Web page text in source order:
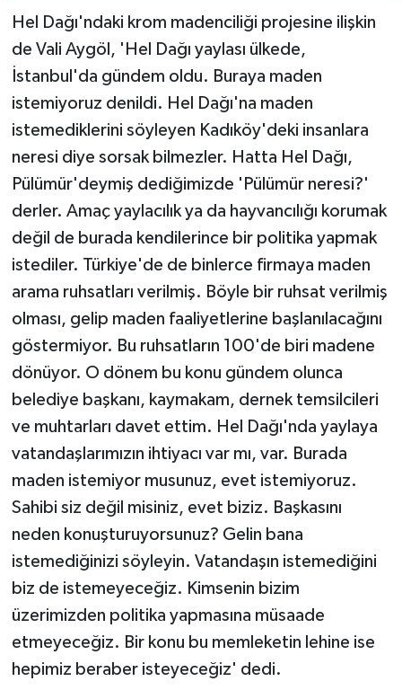
Hel Dağı'ndaki krom madenciliği projesine ilişkin
de Vali Aygöl, 'Hel Dağı yaylası ülkede,
İstanbul'da gündem oldu. Buraya maden
istemiyoruz denildi. Hel Dağı'na maden
istemediklerini söyleyen Kadıköy'deki insanlara
neresi diye sorsak bilmezler. Hatta Hel Dağı,
Pülümür'deymiş dediğimizde 'Pülümür neresi?'
derler. Amaç yaylacılık ya da hayvancılığı korumak
değil de burada kendilerince bir politika yapmak
istediler. Türkiye'de de binlerce firmaya maden
arama ruhsatları verilmiş. Böyle bir ruhsat verilmiş
olması, gelip maden faaliyetlerine başlanılacağını
göstermiyor. Bu ruhsatların 100'de biri madene
dönüyor. O dönem bu konu gündem olunca
belediye başkanı, kaymakam, dernek temsilcileri
ve muhtarları davet ettim. Hel Dağı'nda yaylaya
vatandaşlarımızın ihtiyacı var mı, var. Burada
maden istemiyor musunuz, evet istemiyoruz.
Sahibi siz değil misiniz, evet biziz. Başkasını
neden konuşturuyorsunuz? Gelin bana
istemediğinizi söyleyin. Vatandaşın istemediğini
biz de istemeyeceğiz. Kimsenin bizim
üzerimizden politika yapmasına müsaade
etmeyeceğiz. Bir konu bu memleketin lehine ise
hepimiz beraber isteyeceğiz' dedi.